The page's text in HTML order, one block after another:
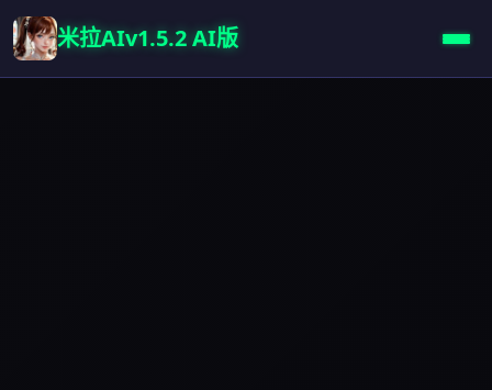
米拉AIv1.5.2 AI版